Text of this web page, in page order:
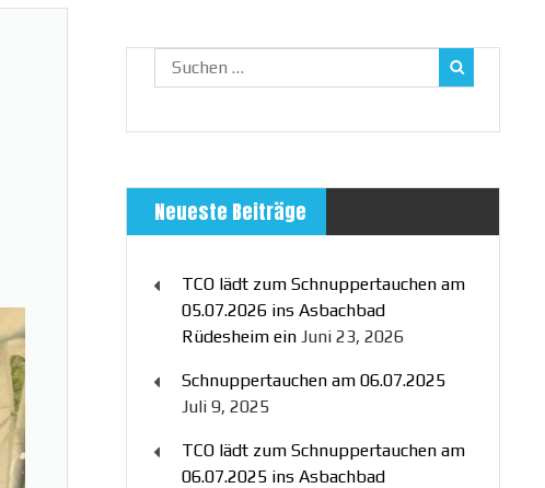
Suchen
nach:
Neueste Beiträge
TCO lädt zum Schnuppertauchen am
05.07.2026 ins Asbachbad
Rüdesheim ein Juni 23, 2026
Schnuppertauchen am 06.07.2025
Juli 9, 2025
TCO lädt zum Schnuppertauchen am
06.07.2025 ins Asbachbad